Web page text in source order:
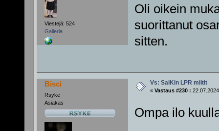
Viestejä: 524
Galleria
Oli oikein
suorittanut
sitten.
Bisci
Rsyke
Asiakas
Vs: SaiKin LPR miitit
« Vastaus #230 :
Ompa ilo